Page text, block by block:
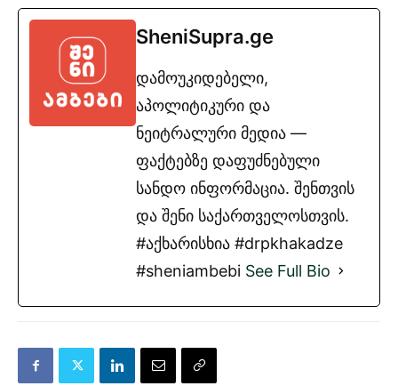
SheniSupra.ge
დამოუკიდებელი,
აპოლიტიკური და
ნეიტრალური მედია —
ფაქტებზე დაფუძნებული
სანდო ინფორმაცია. შენთვის
და შენი საქართველოსთვის.
#აქხარისხია #drpkhakadze
#sheniambebi See Full Bio